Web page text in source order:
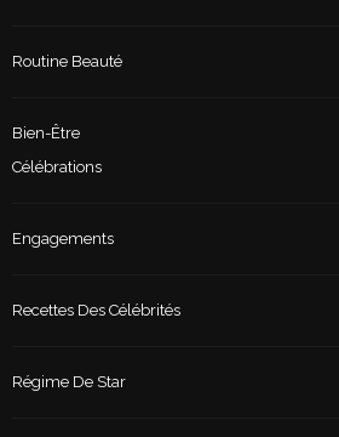
Routine Beauté
Bien-Être
Célébrations
Engagements
Recettes Des Célébrités
Régime De Star